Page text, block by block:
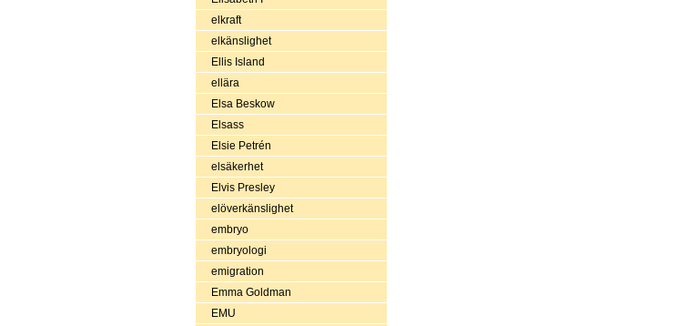
elkraft
elkänslighet
Ellis Island
ellära
Elsa Beskow
Elsass
Elsie Petrén
elsäkerhet
Elvis Presley
elöverkänslighet
embryo
embryologi
emigration
Emma Goldman
EMU